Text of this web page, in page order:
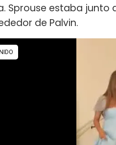
Sprouse estaba junto
de Palvin.